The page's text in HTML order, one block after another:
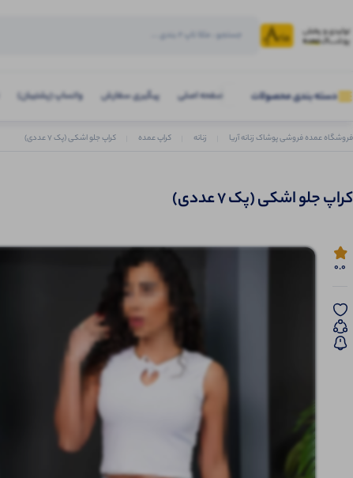
دسته بندی محصولات صفحه اصلی پیگیری سفارش واتساپ (پشتیبان)
فروشگاه عمده فروشی پوشاک زنانه آریا زنانه کراپ عمده کراپ جلو اشکی (پک 7 عددی)
کراپ جلو اشکی (پک 7 عددی)
0.0